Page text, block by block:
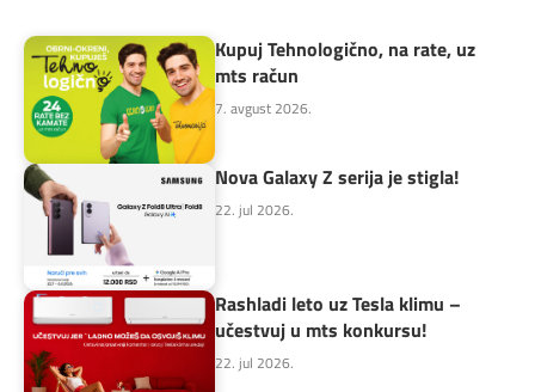
Kupuj Tehnologično, na rate, uz
mts račun
7. avgust 2026.
Nova Galaxy Z serija je stigla!
22. jul 2026.
Rashladi leto uz Tesla klimu –
učestvuj u mts konkursu!
22. jul 2026.